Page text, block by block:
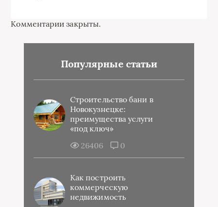
Комментарии закрыты.
Популярные статьи
Строительство бани в
Новокузнецке:
преимущества услуги
«под ключ»
26406
0
Как построить
коммерческую
недвижимость